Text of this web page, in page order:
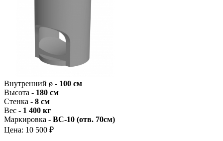
Внутренний ø - 100 см
Высота - 180 см
Стенка - 8 см
Вес - 1 400 кг
Маркировка - ВС-10 (отв. 70см)
Цена: 10 500 ₽